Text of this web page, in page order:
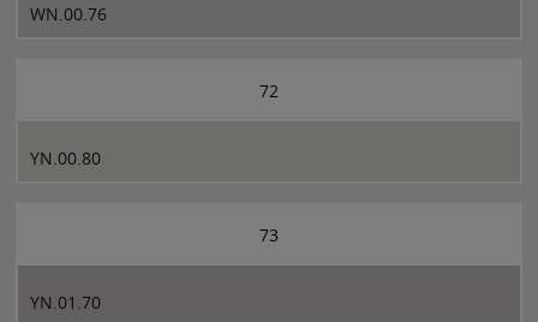
WN.00.76
72
YN.00.80
73
YN.01.70